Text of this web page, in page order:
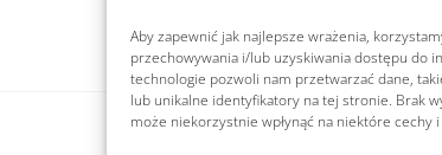
Aby zapewnić jak najlepsze wrażenia,
przechowywania i/lub uzyskiwania dostępu do
technologie pozwoli nam przetwarzać dane,
lub unikalne identyfikatory na tej stronie. Brak
może niekorzystnie wpłynąć na niektóre cechy